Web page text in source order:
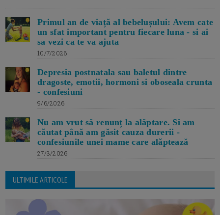
Primul an de viață al bebelușului: Avem cate
un sfat important pentru fiecare luna - si ai
sa vezi ca te va ajuta
10/7/2026
Depresia postnatala sau baletul dintre
dragoste, emotii, hormoni si oboseala crunta
- confesiuni
9/6/2026
Nu am vrut să renunț la alăptare. Si am
căutat până am găsit cauza durerii -
confesiunile unei mame care alăptează
27/3/2026
ULTIMILE ARTICOLE